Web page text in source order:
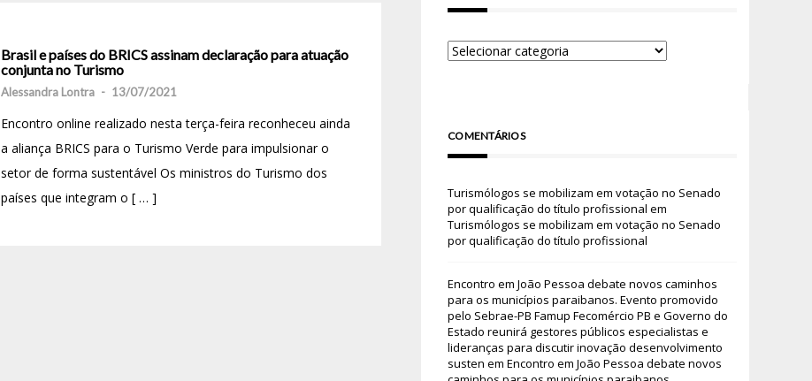
Brasil e países do BRICS assinam declaração para atuação
conjunta no Turismo
Alessandra Lontra - 13/07/2021
Encontro online realizado nesta terça-feira reconheceu ainda
a aliança BRICS para o Turismo Verde para impulsionar o
setor de forma sustentável Os ministros do Turismo dos
países que integram o [ … ]
COMENTÁRIOS
Turismólogos se mobilizam em votação no Senado
por qualificação do título profissional em
Turismólogos se mobilizam em votação no Senado
por qualificação do título profissional
Encontro em João Pessoa debate novos caminhos
para os municípios paraibanos. Evento promovido
pelo Sebrae-PB Famup Fecomércio PB e Governo do
Estado reunirá gestores públicos especialistas e
lideranças para discutir inovação desenvolvimento
susten em Encontro em João Pessoa debate novos